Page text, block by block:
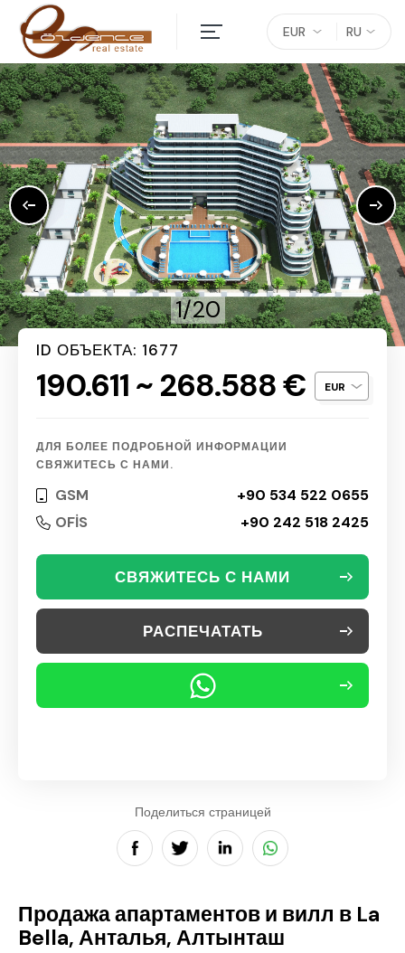
RU
EUR
1/20
ID ОБЪЕКТА: 1677
190.611 ~ 268.588 €
ДЛЯ БОЛЕЕ ПОДРОБНОЙ ИНФОРМАЦИИ
СВЯЖИТЕСЬ С НАМИ.
GSM
+90 534 522 0655
OFİS
+90 242 518 2425
СВЯЖИТЕСЬ С НАМИ
РАСПЕЧАТАТЬ
Поделиться страницей
Продажа апартаментов и вилл в La
Bella, Анталья, Алтынташ